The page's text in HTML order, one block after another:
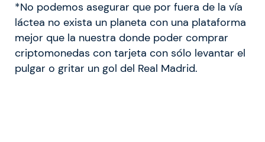
*No podemos asegurar que por fuera de la vía
láctea no exista un planeta con una plataforma
mejor que la nuestra donde poder comprar
criptomonedas con tarjeta con sólo levantar el
pulgar o gritar un gol del Real Madrid.